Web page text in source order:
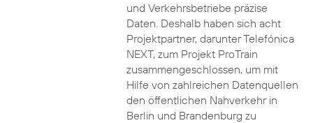
und Verkehrsbetriebe präzise
Daten. Deshalb haben sich acht
Projektpartner, darunter Telefónica
NEXT, zum Projekt ProTrain
zusammengeschlossen, um mit
Hilfe von zahlreichen Datenquellen
den öffentlichen Nahverkehr in
Berlin und Brandenburg zu